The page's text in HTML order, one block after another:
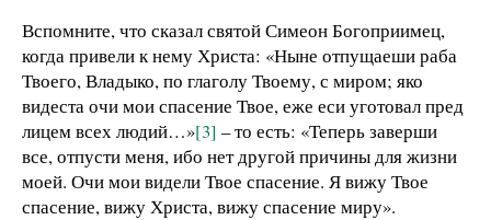
Вспомните, что сказал святой Симеон Богоприимец,
когда привели к нему Христа: «Ныне отпущаеши раба
Твоего, Владыко, по глаголу Твоему, с миром; яко
видеста очи мои спасение Твое, еже еси уготовал пред
лицем всех людий…»[3] – то есть: «Теперь заверши
все, отпусти меня, ибо нет другой причины для жизни
моей. Очи мои видели Твое спасение. Я вижу Твое
спасение, вижу Христа, вижу спасение миру».